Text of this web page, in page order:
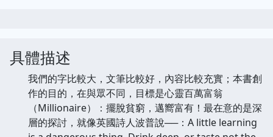
具體描述
我們的字比較大，文筆比較好，內容比較充實；本書創
作的目的，在與眾不同，目標是心靈百萬富翁
（Millionaire）：擺脫貧窮，邁嚮富有！最在意的是深
層的探討，就像英國詩人波普說──：A little learning